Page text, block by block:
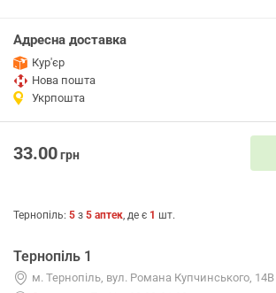
Адресна доставка
Кур'єр
Нова пошта
Укрпошта
33.00грн
Тернопіль: 5 з 5 аптек, де є 1 шт.
Тернопіль 1
м. Тернопіль, вул. Романа Купчинського, 14В